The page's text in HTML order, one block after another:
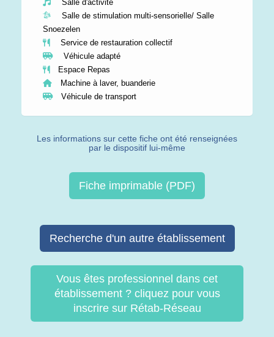
Salle d'activité
Salle de stimulation multi-sensorielle/ Salle
Snoezelen
Service de restauration collectif
Véhicule adapté
Espace Repas
Machine à laver, buanderie
Véhicule de transport
Les informations sur cette fiche ont été renseignées
par le dispositif lui-même
Fiche imprimable (PDF)
Recherche d'un autre établissement
Vous êtes professionnel dans cet
établissement ? cliquez pour vous
inscrire sur Rétab-Réseau